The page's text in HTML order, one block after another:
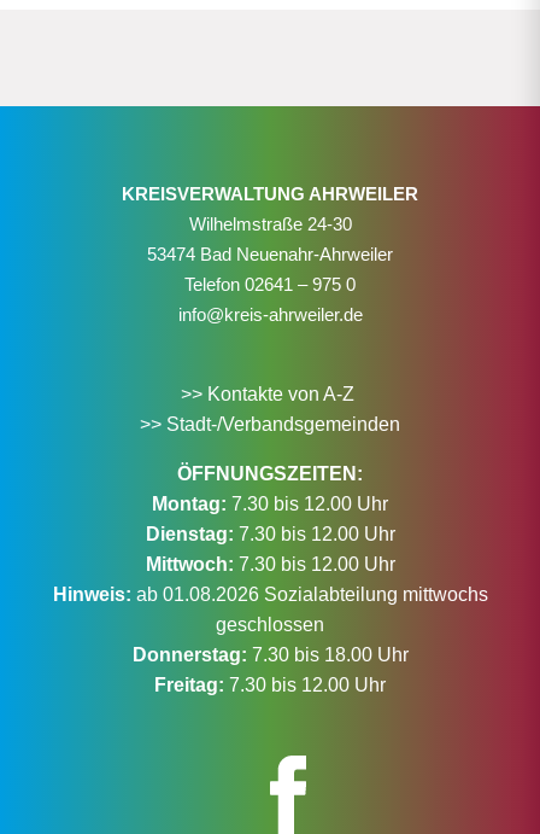
KREISVERWALTUNG AHRWEILER
Wilhelmstraße 24-30
53474 Bad Neuenahr-Ahrweiler
Telefon 02641 – 975 0
info@kreis-ahrweiler.de
>> Kontakte von A-Z
>> Stadt-/Verbandsgemeinden
ÖFFNUNGSZEITEN:
Montag: 7.30 bis 12.00 Uhr
Dienstag: 7.30 bis 12.00 Uhr
Mittwoch: 7.30 bis 12.00 Uhr
Hinweis: ab 01.08.2026 Sozialabteilung mittwochs
geschlossen
Donnerstag: 7.30 bis 18.00 Uhr
Freitag: 7.30 bis 12.00 Uhr